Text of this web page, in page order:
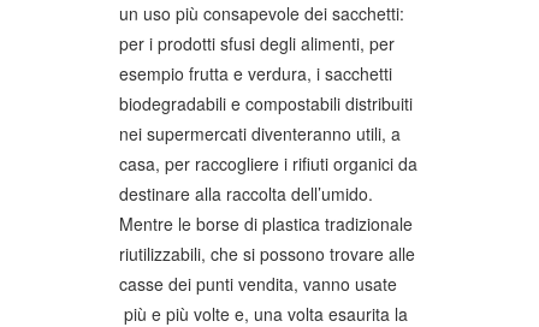
un uso più consapevole dei sacchetti:
per i prodotti sfusi degli alimenti, per
esempio frutta e verdura, i sacchetti
biodegradabili e compostabili distribuiti
nei supermercati diventeranno utili, a
casa, per raccogliere i rifiuti organici da
destinare alla raccolta dell’umido.
Mentre le borse di plastica tradizionale
riutilizzabili, che si possono trovare alle
casse dei punti vendita, vanno usate
più e più volte e, una volta esaurita la